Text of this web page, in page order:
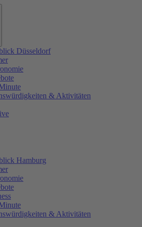
Düsseldorf
& Aktivitäten
Hamburg
& Aktivitäten